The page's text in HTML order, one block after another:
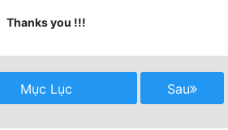
Thanks you !!!
Mục Lục Sau